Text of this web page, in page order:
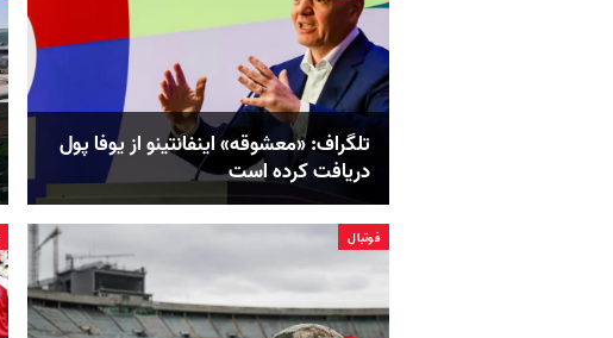
تلگراف: «معشوقه» اینفانتینو از یوفا پول
دریافت کرده است
فوتبال